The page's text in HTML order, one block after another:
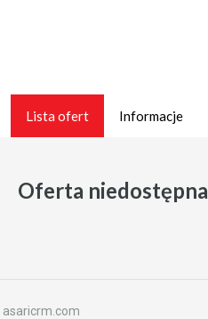
Lista ofert Informacje
Oferta niedostępna
asaricrm.com